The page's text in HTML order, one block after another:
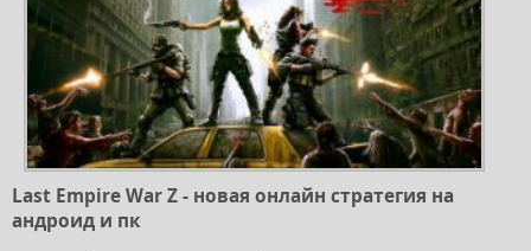
Last Empire War Z - новая онлайн стратегия на
андроид и пк